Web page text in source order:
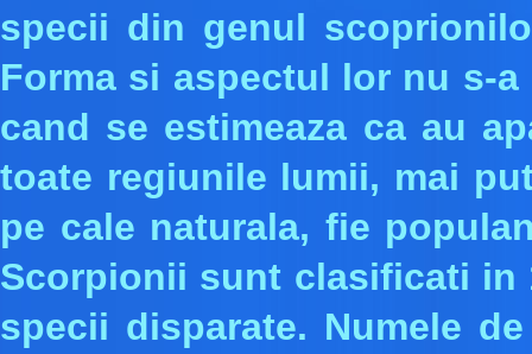
specii din genul
Forma si aspectul lor nu s-
cand se estimeaza ca au
toate regiunile lumii, mai
pe cale naturala, fie
Scorpionii sunt clasificati in
specii disparate. Numele